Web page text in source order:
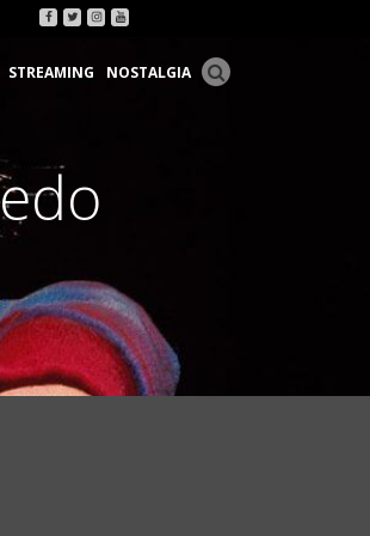
Facebook
Twitter
Instagram
Youtube
STREAMING NOSTALGIA